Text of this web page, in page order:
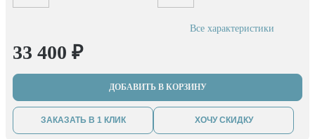
Все характеристики
33 400 ₽
ДОБАВИТЬ В КОРЗИНУ
ЗАКАЗАТЬ В 1 КЛИК ХОЧУ СКИДКУ